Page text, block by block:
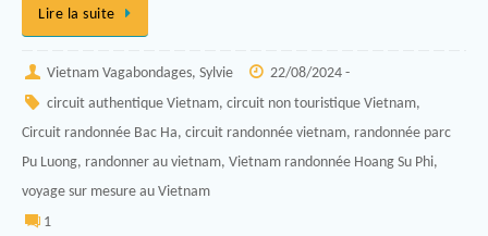
Lire la suite
Vietnam Vagabondages, Sylvie 22/08/2024 -
circuit authentique Vietnam, circuit non touristique Vietnam,
Circuit randonnée Bac Ha, circuit randonnée vietnam, randonnée parc
Pu Luong, randonner au vietnam, Vietnam randonnée Hoang Su Phi,
voyage sur mesure au Vietnam
1